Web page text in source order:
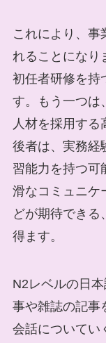
これにより、事
れることになり
初任者研修を持
す。もう一つは
人材を採用す
後者は、実務経
習能力を持つ可
滑なコミュニケ
どが期待できる
得ます。
N2レベルの日
事や雑誌の記事
会話についてい